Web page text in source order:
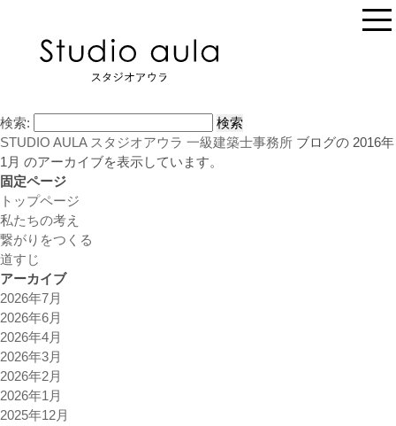
検索:
STUDIO AULA スタジオアウラ 一級建築士事務所 ブログの 2016年
1月 のアーカイブを表示しています。
固定ページ
トップページ
私たちの考え
繋がりをつくる
道すじ
アーカイブ
2026年7月
2026年6月
2026年4月
2026年3月
2026年2月
2026年1月
2025年12月